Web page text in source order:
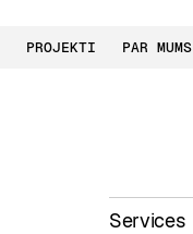
PROJEKTI PAR MUMS
Services